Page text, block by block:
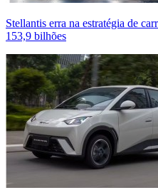
Stellantis erra na estratégia de
153,9 bilhões